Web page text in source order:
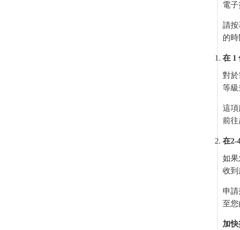
電子
請按
的時
在 1
對
等級
這
前往
在2-
如
收到
申
至您
加